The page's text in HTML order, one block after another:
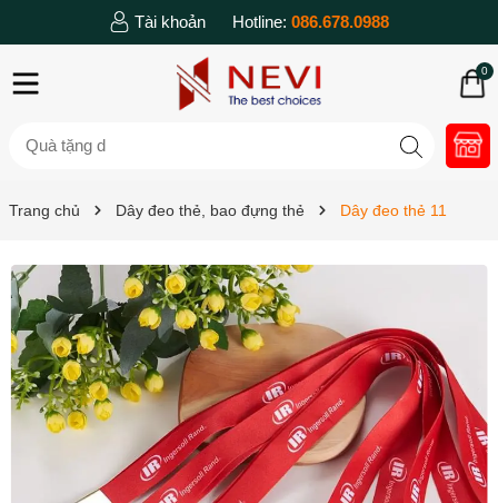
Tài khoản Hotline: 086.678.0988
0
Trang chủ Dây đeo thẻ, bao đựng thẻ Dây đeo thẻ 11